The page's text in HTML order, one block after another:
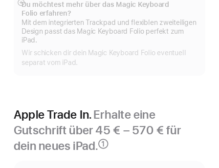
Du möchtest mehr über das Magic Keyboard
Folio erfahren?
Mit dem integrierten Trackpad und flexiblen zweiteiligen
Design passt das Magic Keyboard Folio perfekt zum
iPad.
Wir schicken dir dein Magic Keyboard Folio eventuell
separat vom iPad.
Mehr
anzeigen
Apple Trade In.Erhalte eine
Gutschrift über 45 € – 570 € für
dein neues iPad.①